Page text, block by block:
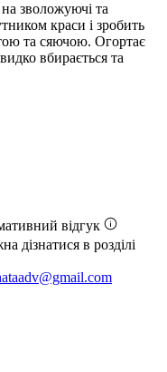
зволожуючі та
краси і зробить
та сяючою. Огортає
вбирається та
відгук
дізнатися в розділі